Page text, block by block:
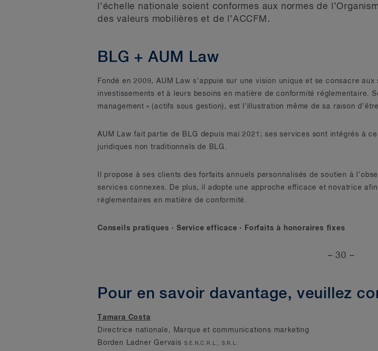
l’échelle nationale soient conformes aux normes de
des valeurs mobilières et de l’ACCFM.
BLG + AUM Law
Fondé en 2009, AUM Law s’appuie sur une vision unique et se consacre
investissements et à leurs besoins en matière de conformité réglementaire.
management » (actifs sous gestion), est l’illustration même de sa raison
AUM Law fait partie de BLG depuis mai 2021; ses services sont intégrés à
juridiques non traditionnels de BLG.
Il propose à ses clients des forfaits annuels personnalisés de soutien à
services connexes. De plus, il adopte une approche efficace et novatrice
réglementaires en matière de conformité.
Conseils pratiques · Service efficace · Forfaits à honoraires fixes
– 30 –
Pour en savoir davantage, veuillez
Tamara Costa
Directrice nationale, Marque et communications marketing
Borden Ladner Gervais S.E.N.C.R.L., S.R.L.